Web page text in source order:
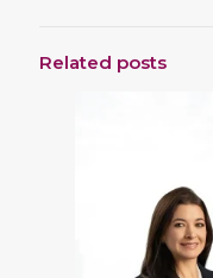
Related posts